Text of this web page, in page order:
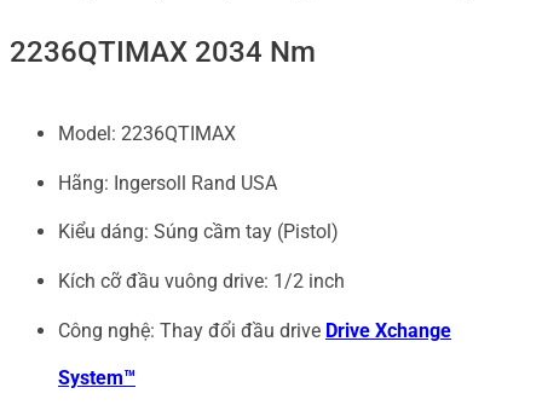
2236QTIMAX 2034 Nm
Model: 2236QTIMAX
Hãng: Ingersoll Rand USA
Kiểu dáng: Súng cầm tay (Pistol)
Kích cỡ đầu vuông drive: 1/2 inch
Công nghệ: Thay đổi đầu drive Drive Xchange
System™